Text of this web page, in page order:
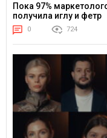
Пока 97%
получила иглу и фетр
0 724